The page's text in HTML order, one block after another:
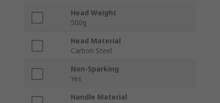
Head Weight
500g
Head Material
Carbon Steel
Non-Sparking
Yes
Handle Material